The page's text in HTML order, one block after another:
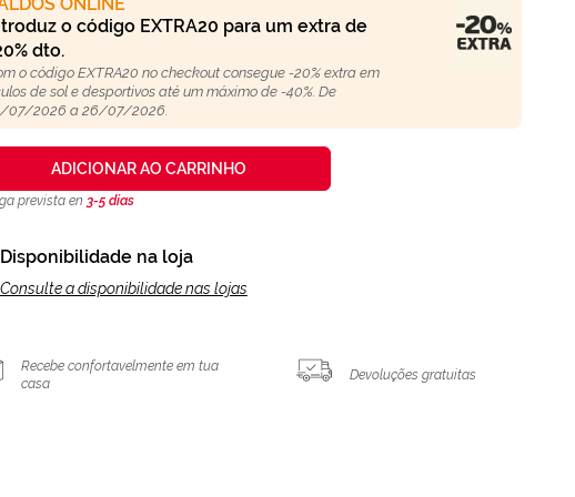
o código EXTRA20 para um extra de
dto.
o código EXTRA20 no checkout consegue -20% extra em
de sol e desportivos até um máximo de -40%. De
07/2026 a 26/07/2026.
ADICIONAR AO CARRINHO
prevista en 3-5 días
Disponibilidade na loja
Consulte a disponibilidade nas lojas
Recebe confortavelmente em tua
casa
Devoluções gratuitas